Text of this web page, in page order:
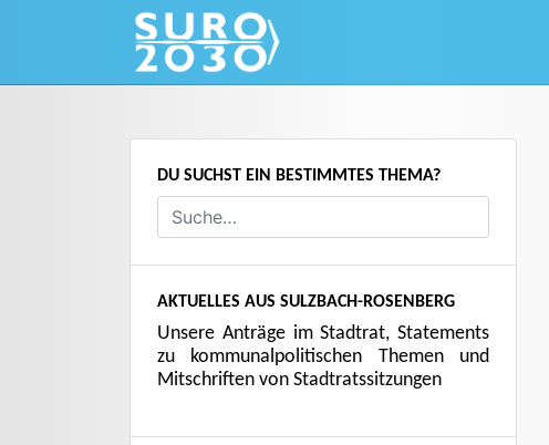
DU SUCHST EIN BESTIMMTES THEMA?
AKTUELLES AUS SULZBACH-ROSENBERG
Unsere Anträge im Stadtrat, Statements
zu kommunalpolitischen Themen und
Mitschriften von Stadtratssitzungen